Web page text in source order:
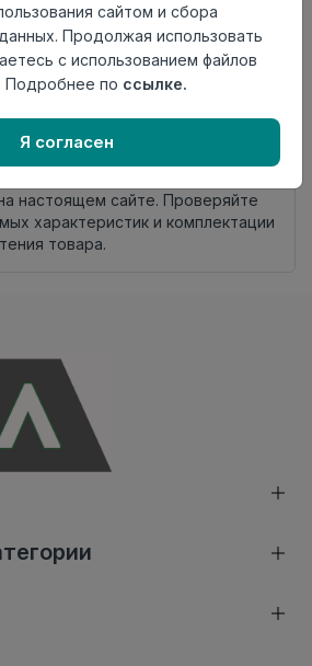
to Fit
в корзину
настоящем сайте. Проверяйте
характеристик и комплектации
товара.
сайтом и сбора
Продолжая использовать
с использованием файлов
Подробнее по ссылке.
Я согласен